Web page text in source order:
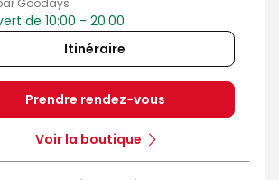
Goodays
de 10:00 - 20:00
Itinéraire
Prendre rendez-vous
Voir la boutique